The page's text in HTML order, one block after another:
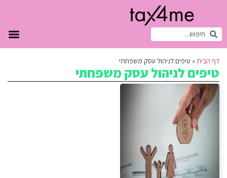
דף הבית » טיפים לניהול עסק משפחתי
טיפים לניהול עסק משפחתי